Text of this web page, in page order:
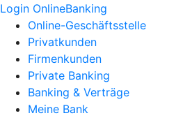
Login OnlineBanking
Online-Geschäftsstelle
Privatkunden
Firmenkunden
Private Banking
Banking & Verträge
Meine Bank